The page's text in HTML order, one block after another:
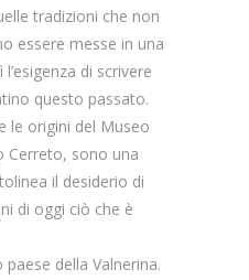
tradizioni che non
essere messe in una
di scrivere
questo passato.
le origini del Museo
Cerreto, sono una
il desiderio di
di oggi ciò che è
della Valnerina.